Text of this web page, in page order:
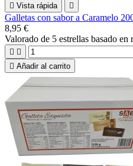
 Vista rápida 
Galletas con sabor a Caramelo
8,95 €
Valorado de 5 estrellas basado en
 
 Añadir al carrito